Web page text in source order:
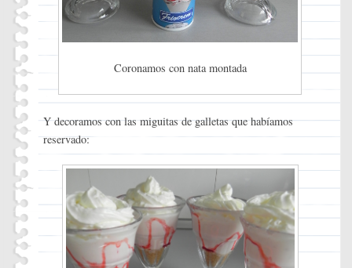
Coronamos con nata montada
Y decoramos con las miguitas de galletas que habíamos
reservado: